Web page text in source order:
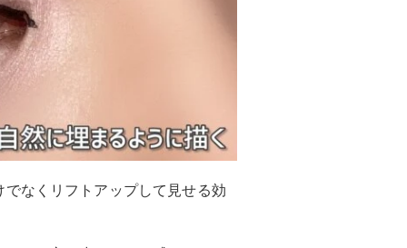
なくリフトアップして見せる効